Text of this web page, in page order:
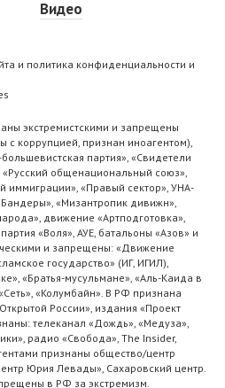
Видео
и политика конфиденциальности и
экстремистскими и запрещены
коррупцией, признан иноагентом),
партия», «Свидетели
общенациональный союз»,
иммиграции», «Правый сектор», УНА-
«Мизантропик дивижн»,
движение «Артподготовка»,
«Воля», АУЕ, батальоны «Азов» и
и запрещены: «Движение
государство» (ИГ, ИГИЛ),
«Братья-мусульмане», «Аль-Каида в
«Колумбайн». В РФ признана
России», издания «Проект
телеканал «Дождь», «Медуза»,
радио «Свобода», The Insider,
признаны общество/центр
Юрия Левады», Сахаровский центр.
в РФ за экстремизм.